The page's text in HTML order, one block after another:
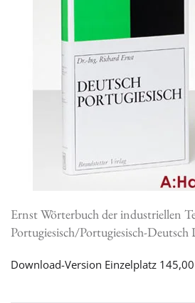
Ernst Wörterbuch der industriellen
Portugiesisch/Portugiesisch-
Download-Version Einzelplatz